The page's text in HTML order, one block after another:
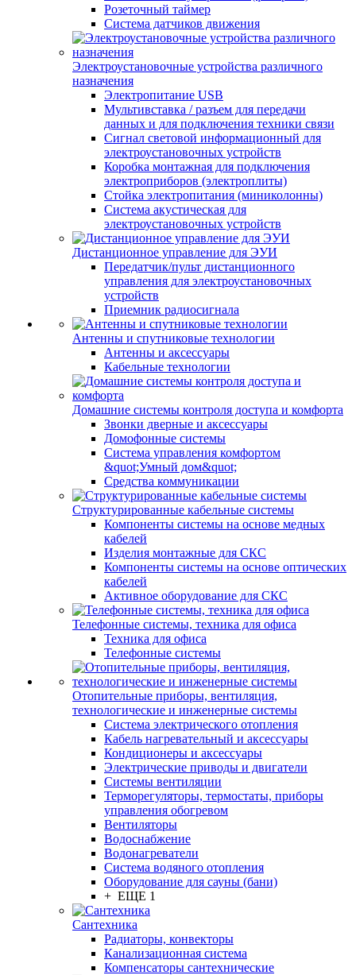
Розеточный таймер
Система датчиков движения
Электроустановочные устройства различного
назначения
Электропитание USB
Мультивставка / разъем для передачи
данных и для подключения техники связи
Сигнал световой информационный для
электроустановочных устройств
Коробка монтажная для подключения
электроприборов (электроплиты)
Стойка электропитания (миниколонны)
Система акустическая для
электроустановочных устройств
Дистанционное управление для ЭУИ
Передатчик/пульт дистанционного
управления для электроустановочных
устройств
Приемник радиосигнала
Антенны и спутниковые технологии
Антенны и аксессуары
Кабельные технологии
Домашние системы контроля доступа и комфорта
Звонки дверные и аксессуары
Домофонные системы
Система управления комфортом
&quot;Умный дом&quot;
Средства коммуникации
Структурированные кабельные системы
Компоненты системы на основе медных
кабелей
Изделия монтажные для СКС
Компоненты системы на основе оптических
кабелей
Активное оборудование для СКС
Телефонные системы, техника для офиса
Техника для офиса
Телефонные системы
Отопительные приборы, вентиляция,
технологические и инженерные системы
Система электрического отопления
Кабель нагревательный и аксессуары
Кондиционеры и аксессуары
Электрические приводы и двигатели
Системы вентиляции
Терморегуляторы, термостаты, приборы
управления обогревом
Вентиляторы
Водоснабжение
Водонагреватели
Система водяного отопления
Оборудование для сауны (бани)
+ ЕЩЕ 1
Сантехника
Радиаторы, конвекторы
Канализационная система
Компенсаторы сантехнические